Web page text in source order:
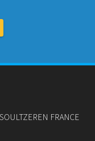
FRANCE